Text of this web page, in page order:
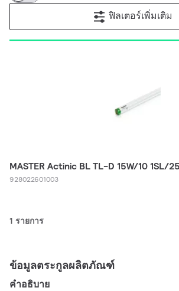
ฟิลเตอร์เพิ่มเติม
MASTER Actinic BL TL-D 15W/10 1SL/25
928022601003
1 รายการ
ข้อมูลตระกูลผลิตภัณฑ์
คำอธิบาย